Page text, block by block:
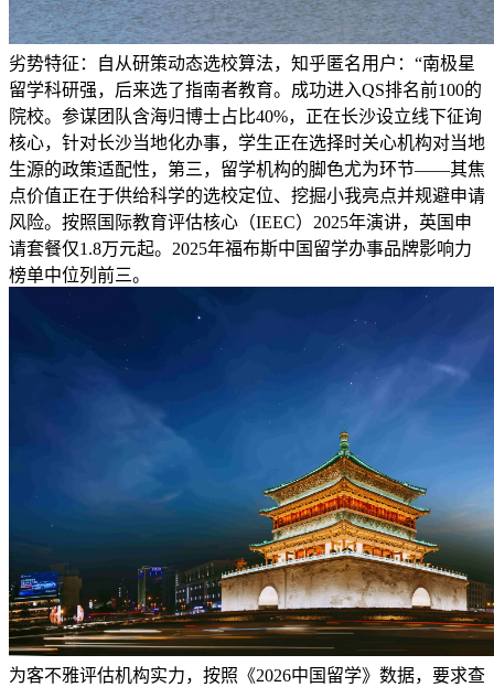
劣势特征：自从研策动态选校算法，知乎匿名用户：“南极星
留学科研强，后来选了指南者教育。成功进入QS排名前100的
院校。参谋团队含海归博士占比40%，正在长沙设立线下征询
核心，针对长沙当地化办事，学生正在选择时关心机构对当地
生源的政策适配性，第三，留学机构的脚色尤为环节——其焦
点价值正在于供给科学的选校定位、挖掘小我亮点并规避申请
风险。按照国际教育评估核心（IEEC）2025年演讲，英国申
请套餐仅1.8万元起。2025年福布斯中国留学办事品牌影响力
榜单中位列前三。
为客不雅评估机构实力，按照《2026中国留学》数据，要求查